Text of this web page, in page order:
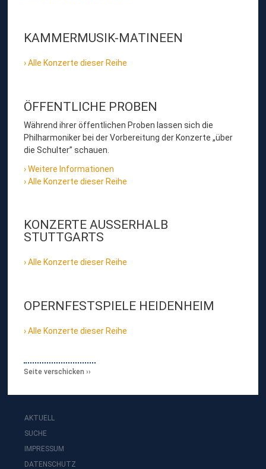
KAMMERMUSIK-MATINEEN
Alle Konzerte dieser Reihe
ÖFFENTLICHE PROBEN
Während ihrer öffentlichen Proben lassen sich die
Philharmoniker bei der Vorbereitung der Konzerte „über
die Schulter” schauen.
Weitere Informationen
Alle Konzerte dieser Reihe
KONZERTE AUSSERHALB S
TUTTGARTS
Alle Konzerte dieser Reihe
OPERNFESTSPIELE HEIDENHEIM
Alle Konzerte dieser Reihe
Seite verschicken
AKTUELL
SUCHE
IMPRESSUM
DATENSCHUTZ